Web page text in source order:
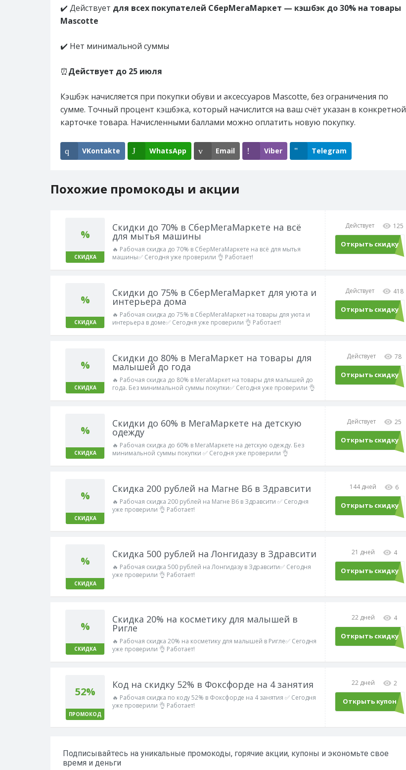
✔️ Действует для всех покупателей СберМегаМаркет — кэшбэк до 30% на товары
Mascotte
✔️ Нет минимальной суммы
⏰Действует до 25 июля
Кэшбэк начисляется при покупки обуви и аксессуаров Mascotte, без ограничения по
сумме. Точный процент кэшбэка, который начислится на ваш счёт указан в конкретной
карточке товара. Начисленными баллами можно оплатить новую покупку.
VKontakte WhatsApp Email Viber Telegram
Похожие промокоды и акции
%
СКИДКА
Скидки до 70% в СберМегаМаркете на всё
для мытья машины
🔥 Рабочая скидка до 70% в СберМегаМаркете на всё для мытья
машины✅ Сегодня уже проверили 👌 Работает!
Действует 125
Открыть скидку
%
СКИДКА
Скидки до 75% в СберМегаМаркет для уюта и
интерьера дома
🔥 Рабочая скидка до 75% в СберМегаМаркет на товары для уюта и
интерьера в доме✅ Сегодня уже проверили 👌 Работает!
Действует 418
Открыть скидку
%
СКИДКА
Скидки до 80% в МегаМаркет на товары для
малышей до года
🔥 Рабочая скидка до 80% в МегаМаркет на товары для малышей до
года. Без минимальной суммы покупки✅ Сегодня уже проверили 👌
Действует 78
Открыть скидку
%
СКИДКА
Скидки до 60% в МегаМаркете на детскую
одежду
🔥 Рабочая скидка до 60% в МегаМаркете на детскую одежду. Без
минимальной суммы покупки ✅ Сегодня уже проверили 👌
Действует 25
Открыть скидку
%
СКИДКА
Скидка 200 рублей на Магне В6 в Здравсити
🔥 Рабочая скидка 200 рублей на Магне В6 в Здравсити ✅ Сегодня
уже проверили 👌 Работает!
144 дней 6
Открыть скидку
%
СКИДКА
Скидка 500 рублей на Лонгидазу в Здравсити
🔥 Рабочая скидка 500 рублей на Лонгидазу в Здравсити✅ Сегодня
уже проверили 👌 Работает!
21 дней 4
Открыть скидку
%
СКИДКА
Скидка 20% на косметику для малышей в
Ригле
🔥 Рабочая скидка 20% на косметику для малышей в Ригле✅ Сегодня
уже проверили 👌 Работает!
22 дней 4
Открыть скидку
52%
ПРОМОКОД
Код на скидку 52% в Фоксфорде на 4 занятия
🔥 Рабочая скидка по коду 52% в Фоксфорде на 4 занятия ✅ Сегодня
уже проверили 👌 Работает!
22 дней 2
Открыть купон
LANG52
Подписывайтесь на уникальные промокоды, горячие акции, купоны и экономьте свое
время и деньги